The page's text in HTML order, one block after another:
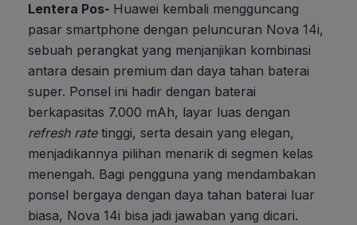
Lentera Pos- Huawei kembali mengguncang
pasar smartphone dengan peluncuran Nova 14i,
sebuah perangkat yang menjanjikan kombinasi
antara desain premium dan daya tahan baterai
super. Ponsel ini hadir dengan baterai
berkapasitas 7.000 mAh, layar luas dengan
refresh ratetinggi, serta desain yang elegan,
menjadikannya pilihan menarik di segmen kelas
menengah. Bagi pengguna yang mendambakan
ponsel bergaya dengan daya tahan baterai luar
biasa, Nova 14i bisa jadi jawaban yang dicari.